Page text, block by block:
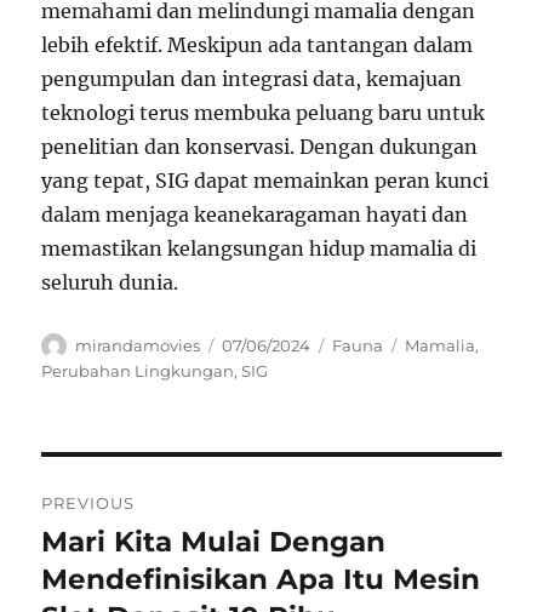
memahami dan melindungi mamalia dengan
lebih efektif. Meskipun ada tantangan dalam
pengumpulan dan integrasi data, kemajuan
teknologi terus membuka peluang baru untuk
penelitian dan konservasi. Dengan dukungan
yang tepat, SIG dapat memainkan peran kunci
dalam menjaga keanekaragaman hayati dan
memastikan kelangsungan hidup mamalia di
seluruh dunia.
Author
mirandamovies
Posted
on
07/06/2024 Categories
Fauna Tags
Mamalia,
Perubahan Lingkungan,SIG
pos
PREVIOUS
Previous
post:
Mari Kita Mulai Dengan
Mendefinisikan Apa Itu Mesin